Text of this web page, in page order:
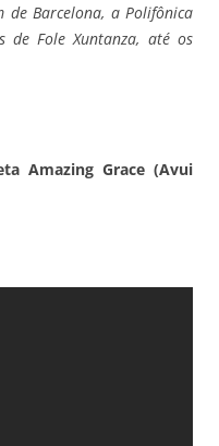
de Barcelona, a Polifônica
de Fole Xuntanza, até os
Amazing Grace (Avui